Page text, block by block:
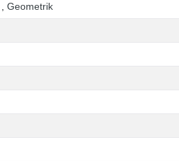
Geometrik